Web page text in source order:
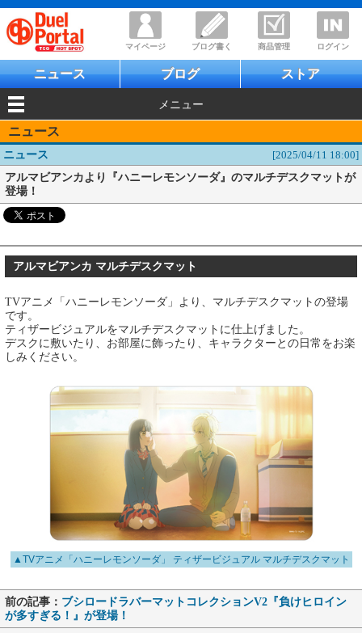
マイページ ブログ書く 商品管理 ログイン
ニュース ブログ ストア
メニュー
ニュース
ニュース
[2025/04/11 18:00]
アルマビアンカより『ハニーレモンソーダ』のマルチデスクマットが
登場！
アルマビアンカ マルチデスクマット
TVアニメ「ハニーレモンソーダ」より、マルチデスクマットの登場
です。
ティザービジュアルをマルチデスクマットに仕上げました。
デスクに敷いたり、お部屋に飾ったり、キャラクターとの日常をお楽
しみください。
▲TVアニメ「ハニーレモンソーダ」 ティザービジュアル マルチデスクマット
前の記事： ブシロードラバーマットコレクションV2『負けヒロイン
が多すぎる！』が登場！